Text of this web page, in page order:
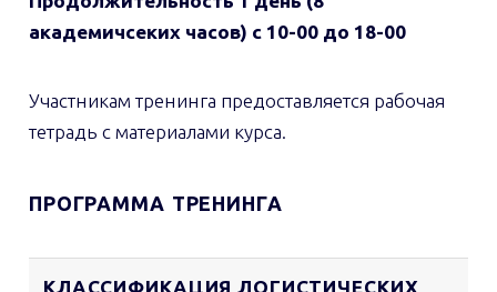
академичсеких часов) с 10-00 до 18-00
Участникам тренинга предоставляется рабочая
тетрадь с материалами курса.
ПРОГРАММА ТРЕНИНГА
КЛАССИФИКАЦИЯ ЛОГИСТИЧЕСКИХ